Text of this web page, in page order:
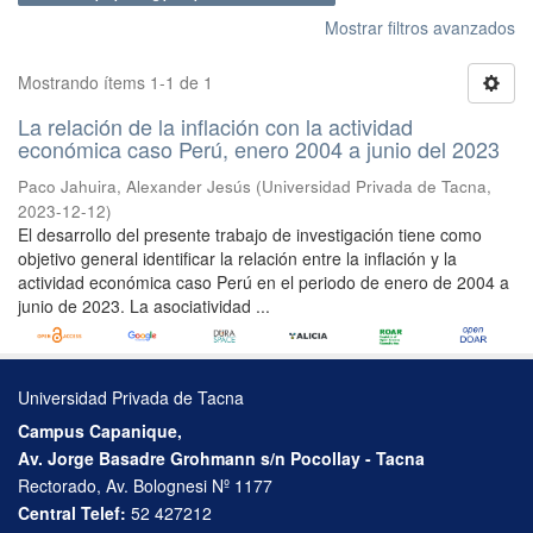
Mostrar filtros avanzados
Mostrando ítems 1-1 de 1
La relación de la inflación con la actividad
económica caso Perú, enero 2004 a junio del 2023
Paco Jahuira, Alexander Jesús (Universidad Privada de Tacna,
2023-12-12)
El desarrollo del presente trabajo de investigación tiene como
objetivo general identificar la relación entre la inflación y la
actividad económica caso Perú en el periodo de enero de 2004 a
junio de 2023. La asociatividad ...
Universidad Privada de Tacna
Campus Capanique,
Av. Jorge Basadre Grohmann s/n Pocollay - Tacna
Rectorado, Av. Bolognesi Nº 1177
Central Telef: 52 427212